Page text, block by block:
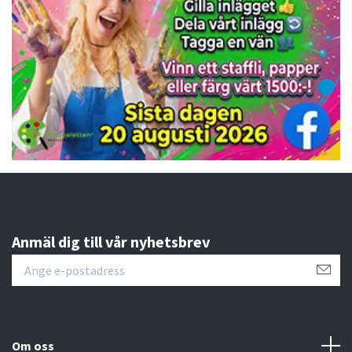
Anmäl dig till vår nyhetsbrev
Om oss